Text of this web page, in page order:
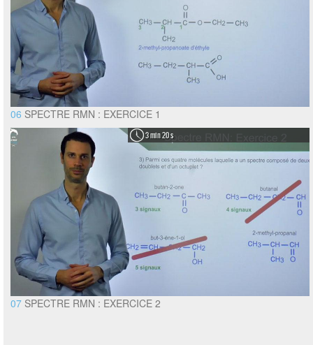
06 SPECTRE RMN : EXERCICE 1
3 min 20 s
07 SPECTRE RMN : EXERCICE 2